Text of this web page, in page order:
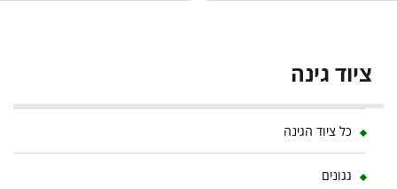
ציוד גינה
כל ציוד הגינה
גגונים